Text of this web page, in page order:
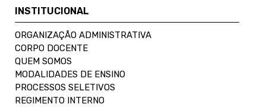
INSTITUCIONAL
ORGANIZAÇÃO ADMINISTRATIVA
CORPO DOCENTE
QUEM SOMOS
MODALIDADES DE ENSINO
PROCESSOS SELETIVOS
REGIMENTO INTERNO